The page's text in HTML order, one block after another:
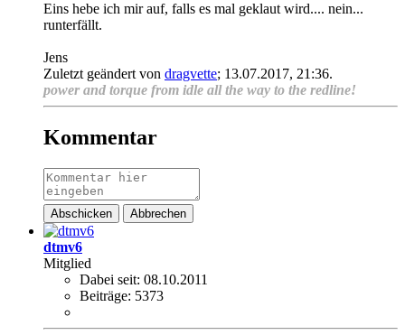
Eins hebe ich mir auf, falls es mal geklaut wird.... nein...
runterfällt.
Jens
Zuletzt geändert von dragvette; 13.07.2017, 21:36.
power and torque from idle all the way to the redline!
Kommentar
Abschicken Abbrechen
dtmv6
Mitglied
Dabei seit: 08.10.2011
Beiträge: 5373